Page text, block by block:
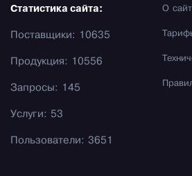
О
Статистика сайта:
Поставщики: 10635
Продукция: 10556
Запросы: 145
Услуги: 53
Пользователи: 3651